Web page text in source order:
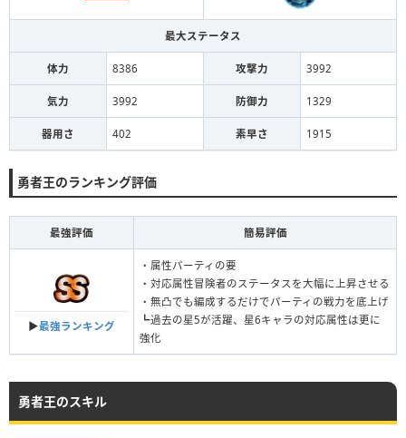
最大ステータス
体力 8386 攻撃力 3992
気力 3992 防御力 1329
器用さ 402 素早さ 1915
勇者王のランキング評価
最強評価 簡易評価
▶︎最強ランキング
・属性パーティの要
・対応属性冒険者のステータスを大幅に上昇させる
・無凸でも編成するだけでパーティの戦力を底上げ
┗過去の星5が活躍、星6キャラの対応属性は更に
強化
勇者王のスキル